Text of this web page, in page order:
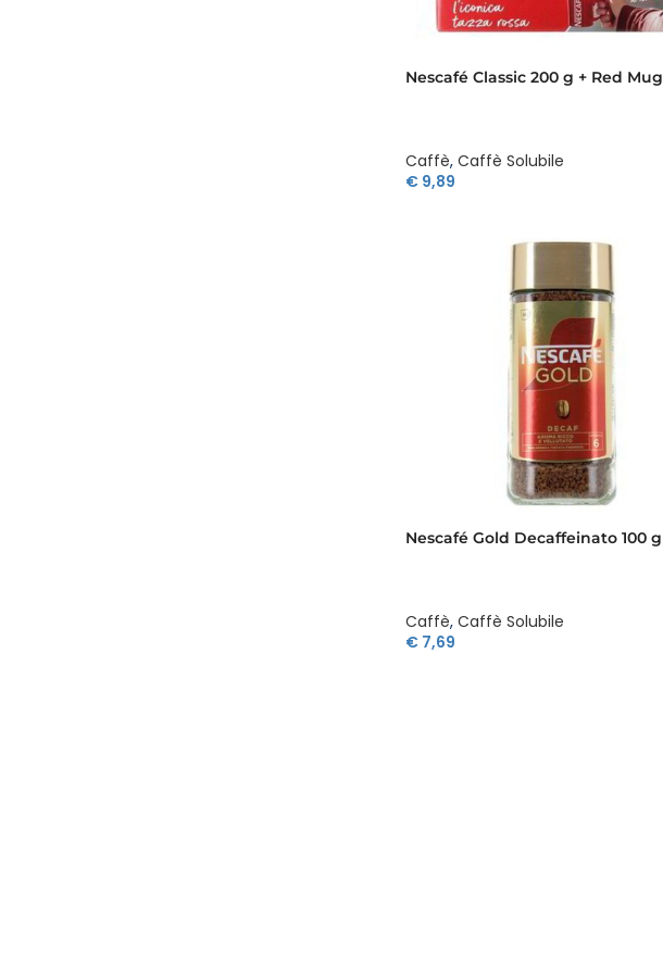
Nescafé Classic 200 g + Red Mug
Caffè, Caffè Solubile
€9,89
Nescafé Gold Decaffeinato 100 g
Caffè, Caffè Solubile
€7,69